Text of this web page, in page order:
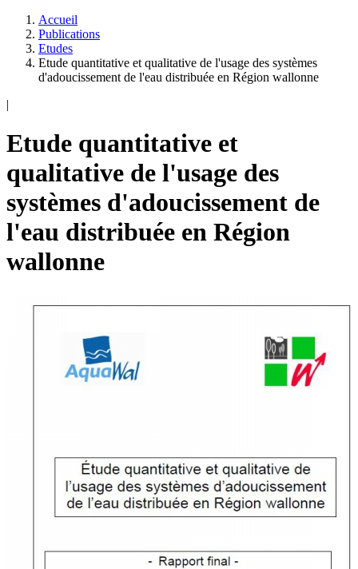
Accueil
Publications
Etudes
Etude quantitative et qualitative de l'usage des systèmes
d'adoucissement de l'eau distribuée en Région wallonne
|
Etude quantitative et
qualitative de l'usage des
systèmes d'adoucissement de
l'eau distribuée en Région
wallonne